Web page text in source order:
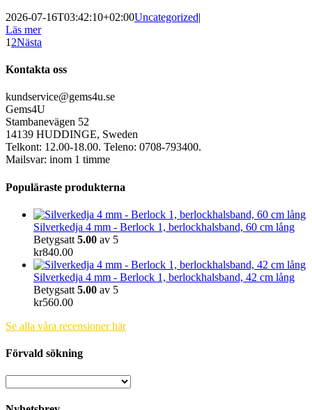
2026-07-16T03:42:10+02:00Uncategorized|
Läs mer
1 2Nästa
Kontakta oss
kundservice@gems4u.se
Gems4U
Stambanevägen 52
14139 HUDDINGE, Sweden
Telkont: 12.00-18.00. Teleno: 0708-793400.
Mailsvar: inom 1 timme
Populäraste produkterna
Silverkedja 4 mm - Berlock 1, berlockhalsband, 60 cm lång
Betygsatt 5.00 av 5
kr840.00
Silverkedja 4 mm - Berlock 1, berlockhalsband, 42 cm lång
Betygsatt 5.00 av 5
kr560.00
Se alla våra recensioner här
Förvald sökning